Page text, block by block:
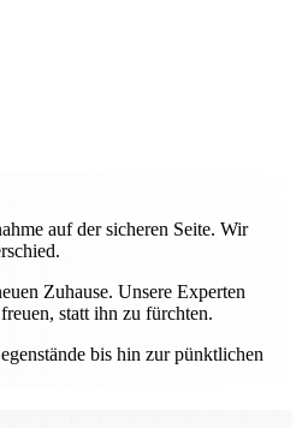
auf der sicheren Seite. Wir
Zuhause. Unsere Experten
statt ihn zu fürchten.
bis hin zur pünktlichen